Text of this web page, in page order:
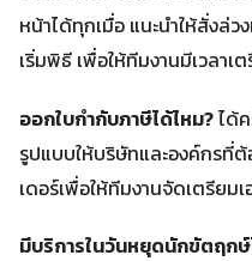
หน้าได้ทุกเมื่อ แนะนำให้สั่งล่
เริ่มพิธี เพื่อให้ทีมงานมีเวลา
ออกใบกำกับภาษีได้ไหม?ได้
รูปแบบให้บริษัทและองค์กรที่
เดอร์เพื่อให้ทีมงานจัดเตรียม
มีบริการในวันหยุดนักขัตฤก